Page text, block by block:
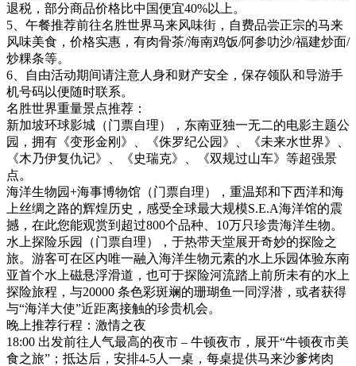
退税，部分商品价格比中国便宜40%以上。
5、午餐推荐前往名胜世界马来风味街，自费品尝正宗的马来
风味美食，价格实惠，有肉骨茶/海南鸡饭/阿参叻沙/福建炒面/
炒粿条等。
6、自由活动期间请注意人身和财产安全，保存领队和导游手
机号码以便随时联系。
名胜世界重量景点推荐：
新加坡环球影城（门票自理），东南亚独一无二的电影主题公
园，拥有《变形金刚》、《侏罗纪公园》、《未来水世界》、
《木乃伊复仇记》、《史瑞克》、《双规过山车》等超强景
点。
海洋生物园+海事博物馆（门票自理），重温郑和下西洋和海
上丝绸之路的辉煌历史，感受全球最大规模S.E.A海洋馆的震
撼，在此您能观赏到超过800个品种、10万只珍贵海洋生物。
水上探险乐园（门票自理），于热带天堂展开奇妙的探险之
旅。游客可在区内唯一融入海洋生物元素的水上乐园体验东南
亚首个水上磁悬浮滑道，也可于探险河流踏上前所未有的水上
探险旅程，与20000 条色彩斑斓的珊瑚鱼一同浮潜，或者获得
与“海洋大使”近距离接触的珍贵机会。
晚上推荐行程：激情之夜
18:00 出发前往人气最高的夜市 – 牛顿夜市，展开“牛顿夜市美
食之旅”；抵达后，安排4-5人一桌，每桌提供马来沙爹烤肉